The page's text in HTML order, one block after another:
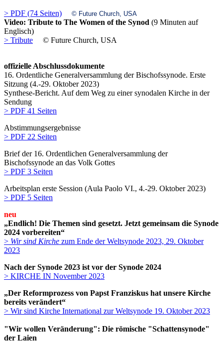
> PDF (74 Seiten) © Future Church, USA
Video: Tribute to The Women of the Synod (9 Minuten auf
Englisch)
> Tribute © Future Church, USA
offizielle Abschlussdokumente
16. Ordentliche Generalversammlung der Bischofssynode. Erste
Sitzung (4.-29. Oktober 2023)
Synthese-Bericht. Auf dem Weg zu einer synodalen Kirche in der
Sendung
> PDF 41 Seiten
Abstimmungsergebnisse
> PDF 22 Seiten
Brief der 16. Ordentlichen Generalversammlung der
Bischofssynode an das Volk Gottes
> PDF 3 Seiten
Arbeitsplan erste Session (Aula Paolo VI., 4.-29. Oktober 2023)
> PDF 5 Seiten
neu
„Endlich! Die Themen sind gesetzt. Jetzt gemeinsam die Synode
2024 vorbereiten“
> Wir sind Kirche zum Ende der Weltsynode 2023, 29. Oktober
2023
Nach der Synode 2023 ist vor der Synode 2024
> KIRCHE IN November 2023
„Der Reformprozess von Papst Franziskus hat unsere Kirche
bereits verändert“
> Wir sind Kirche International zur Weltsynode 19. Oktober 2023
"Wir wollen Veränderung": Die römische "Schattensynode"
der Laien